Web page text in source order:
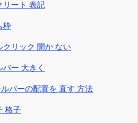
リート 表記
枠
リック 開か ない
ー 大きく
バーの配置を 直す 方法
格子